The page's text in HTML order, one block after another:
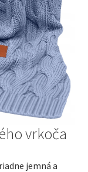
vrkoča
jemná a